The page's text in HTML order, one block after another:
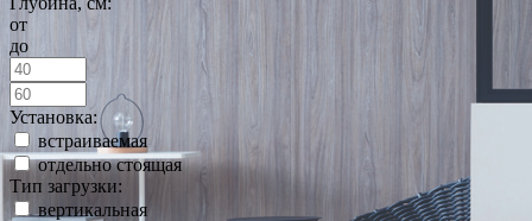
от
до
Установка:
встраиваемая
отдельно стоящая
Тип загрузки:
вертикальная